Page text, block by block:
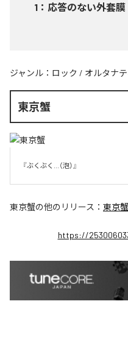
1 ： 応答のない外套膜
ジャンル： ロック / オルタナ
東京蟹
『ぶくぶく...（泡）』
東京蟹の他のリリース： 東京蟹
https://